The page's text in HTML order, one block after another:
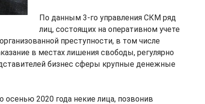
По данным 3-го управления СКМ ряд
лиц, состоящих на оперативном учете
преступности, в том числе
в местах лишения свободы, регулярно
бизнес сферы крупные денежные
осенью 2020 года некие лица, позвонив